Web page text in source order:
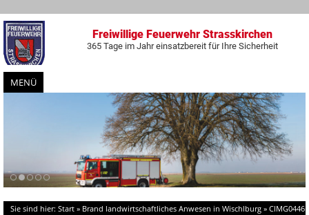
Freiwillige Feuerwehr Strasskirchen
365 Tage im Jahr einsatzbereit für Ihre Sicherheit
MENÜ
Zum
Inhalt
springen
Sie sind hier: Start » Brand landwirtschaftliches Anwesen in Wischlburg » CIMG0446